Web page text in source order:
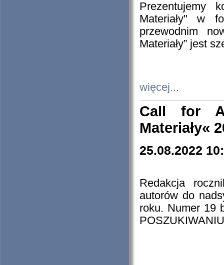
Prezentujemy
Materiały" w
przewodnim
Materiały” jest
więcej...
Call for
Materiały«
25.08.2022
Redakcja
autorów do
roku. Numer 19